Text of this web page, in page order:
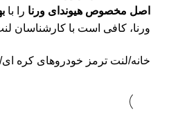
اصل مخصوص هیوندای ورنا را با
ورنا، کافی است با کارشناسان
خانه لنت ترمز خودروهای کره ای